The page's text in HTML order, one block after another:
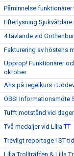
Påminnelse funktionärer
Efterlysning Sjukvårdare
4 tävlande vid
Fakturering av höstens
Upprop! Funktionärer
oktober
Aris på regelkurs i
OBS! Informationsmöte
Tufft motstånd vid
Två medaljer vid Lilla TT
Trevligt reportage i ST
Lilla Trollträffen & Lilla